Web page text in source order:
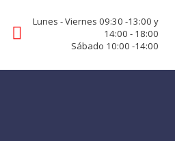
Lunes - Viernes 09:30 -13:00 y
14:00 - 18:00
Sábado 10:00 -14:00